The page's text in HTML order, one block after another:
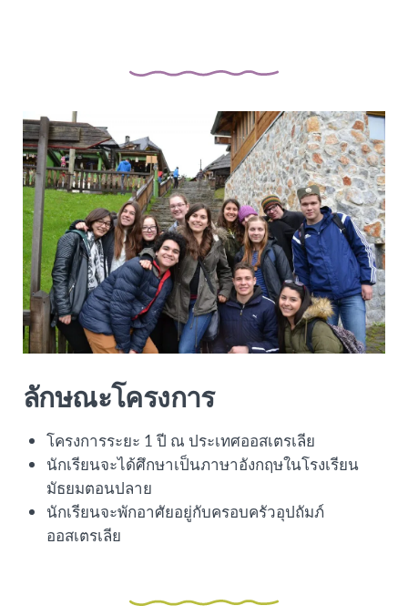
ลักษณะโครงการ
โครงการระยะ 1 ปี ณ ประเทศออสเตรเลีย
นักเรียนจะได้ศึกษาเป็นภาษาอังกฤษในโรงเรียน
มัธยมตอนปลาย
นักเรียนจะพักอาศัยอยู่กับครอบครัวอุปถัมภ์
ออสเตรเลีย